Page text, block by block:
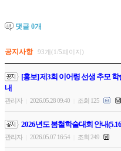
댓글 0개
공지사항 93개(1/5페이지)
[홍보] 제3회 이어령 선생 추모
내
관리자 2026.05.28 09:40 조회 125
2026년도 봄철학술대회 안내
관리자 2026.05.07 16:54 조회 249